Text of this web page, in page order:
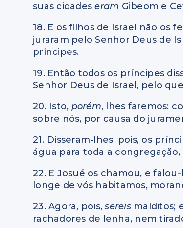
suas cidadeseram Gibeom e
18. E os filhos de Israel não os
juraram pelo Senhor Deus de
príncipes.
19. Então todos os príncipes
Senhor Deus de Israel, pelo
20. Isto, porém, lhes faremos:
sobre nós, por causa do
21. Disseram-lhes, pois, os
água para toda a
22. E Josué os chamou, e
longe de vós habitamos,
23. Agora, pois,sereis malditos;
rachadores de lenha, nem